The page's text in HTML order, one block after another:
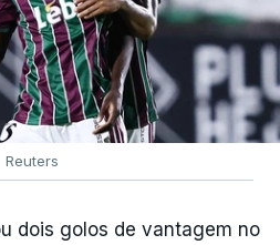
Reuters
dois golos de vantagem no